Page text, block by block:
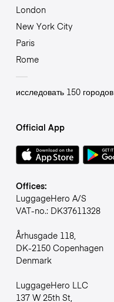
London
New York City
Paris
Rome
исследовать 150 городов
Official App
Offices:
LuggageHero A/S
VAT-no.: DK37611328
Århusgade 118,
DK-2150 Copenhagen
Denmark
LuggageHero LLC
137 W 25th St,